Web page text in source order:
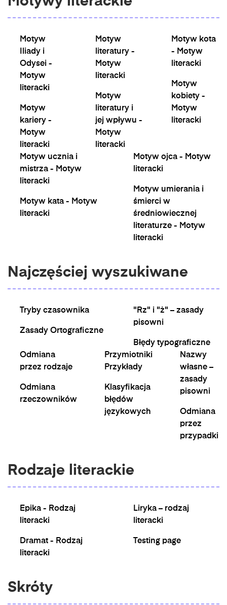
Motyw
Iliady i
Odysei -
Motyw
literacki
Motyw
kariery -
Motyw
literacki
Motyw
literatury -
Motyw
literacki
Motyw
literatury i
jej wpływu -
Motyw
literacki
Motyw kota
- Motyw
literacki
Motyw
kobiety -
Motyw
literacki
Motyw ucznia i
mistrza - Motyw
literacki
Motyw kata - Motyw
literacki
Motyw ojca - Motyw
literacki
Motyw umierania i
śmierci w
średniowiecznej
literaturze - Motyw
literacki
Najczęściej wyszukiwane
Tryby czasownika
Zasady Ortograficzne
"Rz" i "ż" – zasady
pisowni
Błędy typograficzne
Odmiana
przez rodzaje
Odmiana
rzeczowników
Przymiotniki
Przykłady
Klasyfikacja
błędów
językowych
Nazwy
własne –
zasady
pisowni
Odmiana
przez
przypadki
Rodzaje literackie
Epika - Rodzaj
literacki
Dramat - Rodzaj
literacki
Liryka – rodzaj
literacki
Testing page
Skróty